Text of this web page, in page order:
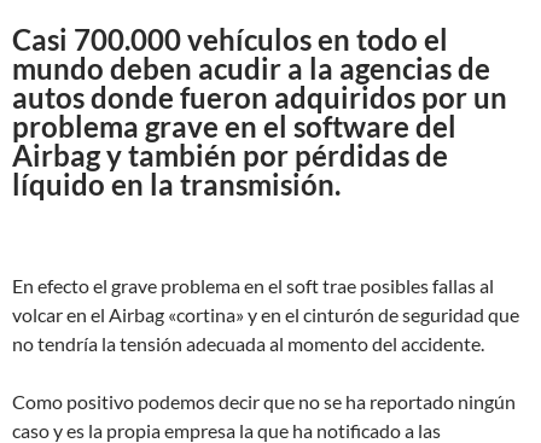
Casi 700.000 vehículos en todo el
mundo deben acudir a la agencias de
autos donde fueron adquiridos por un
problema grave en el software del
Airbag y también por pérdidas de
líquido en la transmisión.
En efecto el grave problema en el soft trae posibles fallas al
volcar en el Airbag «cortina» y en el cinturón de seguridad que
no tendría la tensión adecuada al momento del accidente.
Como positivo podemos decir que no se ha reportado ningún
caso y es la propia empresa la que ha notificado a las